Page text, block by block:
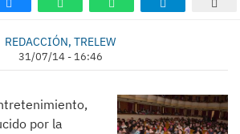
REDACCIÓN, TRELEW
31/07/14 - 16:46
por la